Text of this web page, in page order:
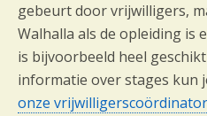
gebeurt door vrijwilligers,
Walhalla als de opleiding is
is bijvoorbeeld heel
informatie over stages kun
onze